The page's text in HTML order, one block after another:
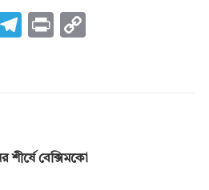
W
T
m
Pr
n
শীর্ষে বেক্সিমকো